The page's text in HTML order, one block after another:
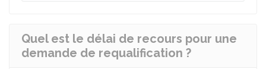
Quel est le délai de recours pour une
demande de requalification ?